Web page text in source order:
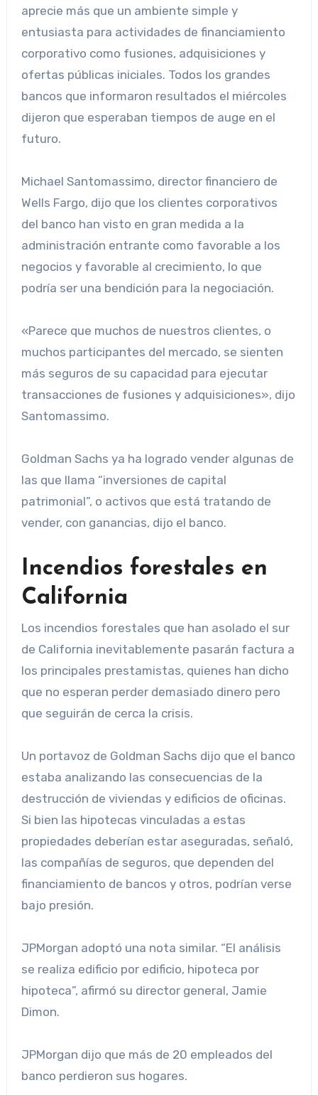
aprecie más que un ambiente simple y
entusiasta para actividades de financiamiento
corporativo como fusiones, adquisiciones y
ofertas públicas iniciales. Todos los grandes
bancos que informaron resultados el miércoles
dijeron que esperaban tiempos de auge en el
futuro.
Michael Santomassimo, director financiero de
Wells Fargo, dijo que los clientes corporativos
del banco han visto en gran medida a la
administración entrante como favorable a los
negocios y favorable al crecimiento, lo que
podría ser una bendición para la negociación.
«Parece que muchos de nuestros clientes, o
muchos participantes del mercado, se sienten
más seguros de su capacidad para ejecutar
transacciones de fusiones y adquisiciones», dijo
Santomassimo.
Goldman Sachs ya ha logrado vender algunas de
las que llama “inversiones de capital
patrimonial”, o activos que está tratando de
vender, con ganancias, dijo el banco.
Incendios forestales en
California
Los incendios forestales que han asolado el sur
de California inevitablemente pasarán factura a
los principales prestamistas, quienes han dicho
que no esperan perder demasiado dinero pero
que seguirán de cerca la crisis.
Un portavoz de Goldman Sachs dijo que el banco
estaba analizando las consecuencias de la
destrucción de viviendas y edificios de oficinas.
Si bien las hipotecas vinculadas a estas
propiedades deberían estar aseguradas, señaló,
las compañías de seguros, que dependen del
financiamiento de bancos y otros, podrían verse
bajo presión.
JPMorgan adoptó una nota similar. “El análisis
se realiza edificio por edificio, hipoteca por
hipoteca”, afirmó su director general, Jamie
Dimon.
JPMorgan dijo que más de 20 empleados del
banco perdieron sus hogares.